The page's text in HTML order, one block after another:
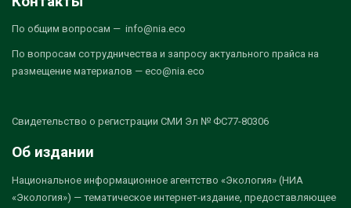
По общим вопросам — info@nia.eco
По вопросам сотрудничества и запросу актуального прайса на
размещение материалов — eco@nia.eco
Свидетельство о регистрации СМИ Эл № ФС77-80306
Об издании
Национальное информационное агентство «Экология» (НИА
«Экология») — тематическое интернет-издание, предоставляющее